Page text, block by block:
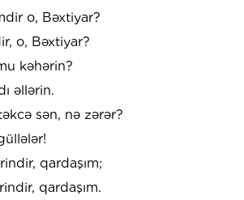
o, Bəxtiyar?
o, Bəxtiyar?
kəhərin?
əllərin.
sən, nə zərər?
qardaşım;
qardaşım.